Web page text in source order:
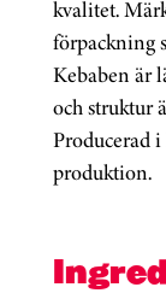
kvalitet.
förpackning
Kebaben är
och struktur
Producerad
produktion.